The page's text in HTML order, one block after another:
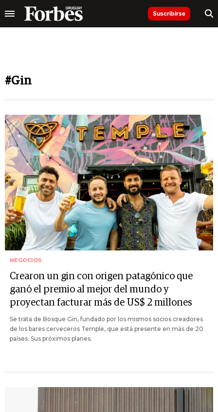
Suscribirse
#Gin
NEGOCIOS
Crearon un gin con origen patagónico que
ganó el premio al mejor del mundo y
proyectan facturar más de US$ 2 millones
Se trata de Bosque Gin, fundado por los mismos socios creadores
de los bares cerveceros Temple, que está presente en más de 20
países. Sus próximos planes.